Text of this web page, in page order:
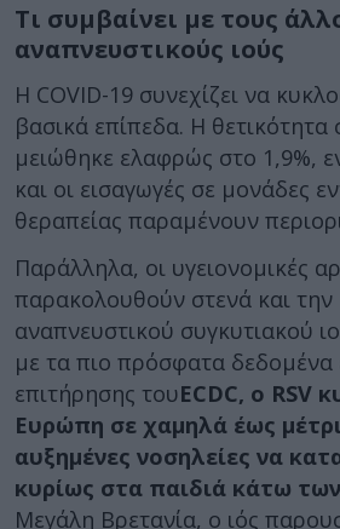
Τι συμβαίνει με τους
αναπνευστικούς ιούς
Η COVID-19 συνεχίζει να
βασικά επίπεδα. Η θετικότητα
μειώθηκε ελαφρώς στο 1,9%,
και οι εισαγωγές σε μονάδες
θεραπείας παραμένουν
Παράλληλα, οι υγειονομικές
παρακολουθούν στενά και
αναπνευστικού συγκυτιακού
με τα πιο πρόσφατα δεδομένα
επιτήρησης τουECDC, ο RSV
Ευρώπη σε χαμηλά έως
αυξημένες νοσηλείες να
κυρίως στα παιδιά κάτω
Μεγάλη Βρετανία, ο ιός